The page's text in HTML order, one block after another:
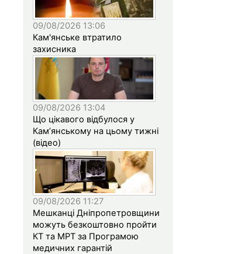
09/08/2026 13:06
Кам'янське втратило
захисника
09/08/2026 13:04
Що цікавого відбулося у
Кам’янському на цьому тижні
(відео)
09/08/2026 11:27
Мешканці Дніпропетровщини
можуть безкоштовно пройти
КТ та МРТ за Програмою
медичних гарантій